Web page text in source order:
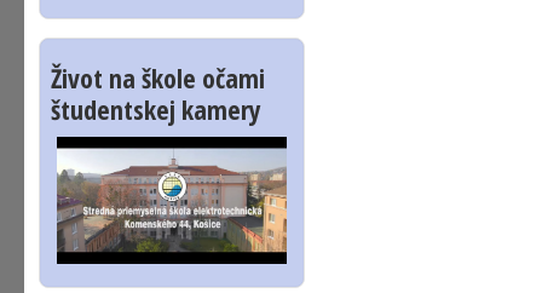
Život na škole očami
študentskej kamery